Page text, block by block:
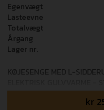
Egenvægt
Lasteevne
Totalvægt
Årgang
Lager nr.
KØJESENGE MED L-
Mulighed for tilkøb af 24
Mulighed for tilkøb af 36
kr